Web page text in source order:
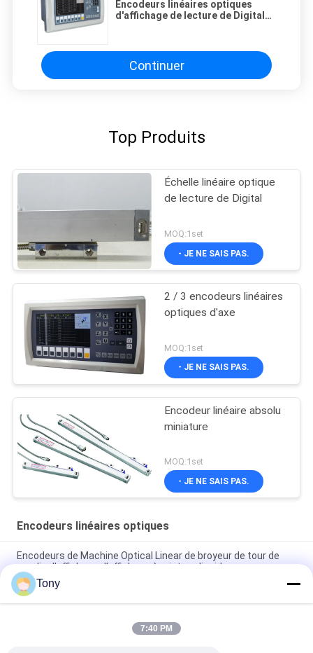
Encodeurs linéaires optiques
d'affichage de lecture de Digital
Continuer
Top Produits
Échelle linéaire optique
de lecture de Digital
MOQ:1set
- JE NE SAIS PAS.
2 / 3 encodeurs linéaires
optiques d'axe
MOQ:1set
- JE NE SAIS PAS.
Encodeur linéaire absolu
miniature
MOQ:1set
- JE NE SAIS PAS.
Encodeurs linéaires optiques
Encodeurs de Machine Optical Linear de broyeur de tour de
moulin d'affichage d'affichage à cristaux liquides
encodeurs linéaires optiques de l'échelle 0.1um en verre pour
la machine de tour
3 systèmes de mesure de Dro de lecture de Digital d'axe pour
Tony
7:40 PM